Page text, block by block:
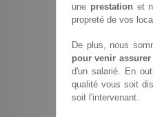
une prestation et
propreté de vos
De plus, nous
pour venir
d'un salarié. En
qualité vous soit
soit l'intervenant.